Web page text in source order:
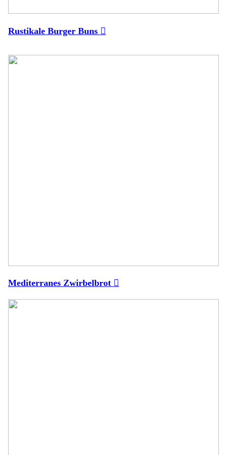
Rustikale Burger Buns ︎︎︎
Mediterranes Zwirbelbrot ︎︎︎